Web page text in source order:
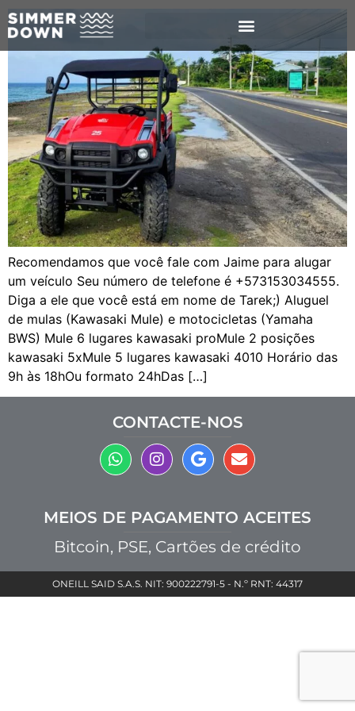
Recomendamos que você fale com Jaime para alugar
um veículo Seu número de telefone é +573153034555.
Diga a ele que você está em nome de Tarek;) Aluguel
de mulas (Kawasaki Mule) e motocicletas (Yamaha
BWS) Mule 6 lugares kawasaki proMule 2 posições
kawasaki 5xMule 5 lugares kawasaki 4010 Horário das
9h às 18hOu formato 24hDas […]
CONTACTE-NOS
MEIOS DE PAGAMENTO ACEITES
Bitcoin, PSE, Cartões de crédito
ONEILL SAID S.A.S. NIT: 900222791-5 - N.º RNT: 44317